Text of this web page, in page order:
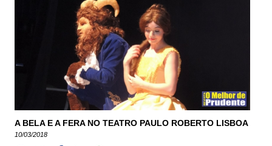
A BELA E A FERA NO TEATRO PAULO ROBERTO LISBOA
10/03/2018